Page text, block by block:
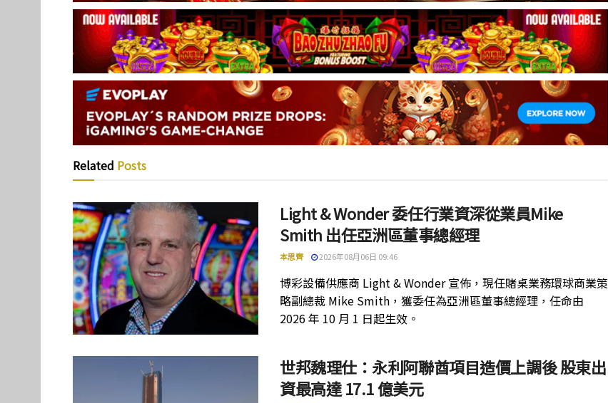
Related Posts
Light & Wonder 委任行業資深從業員Mike
Smith 出任亞洲區董事總經理
本思齊 2026年08月06日 09:46
博彩設備供應商 Light & Wonder 宣佈，現任賭桌業務環球商業策
略副總裁 Mike Smith，獲委任為亞洲區董事總經理，任命由
2026 年 10 月 1 日起生效。
世邦魏理仕：永利阿聯酋項目造價上調後 股東出
資最高達 17.1 億美元